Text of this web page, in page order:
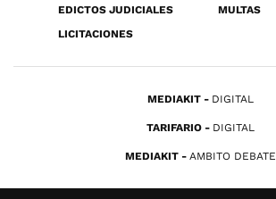
EDICTOS JUDICIALES
MULTAS
LICITACIONES
MEDIAKIT DIGITAL
TARIFARIO DIGITAL
MEDIAKIT AMBITO DEBATE